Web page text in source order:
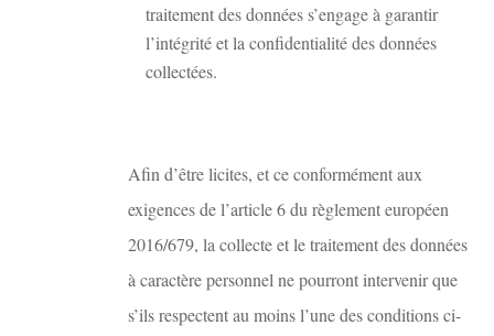
traitement des données s’engage à garantir
l’intégrité et la confidentialité des données
collectées.
Afin d’être licites, et ce conformément aux
exigences de l’article 6 du règlement européen
2016/679, la collecte et le traitement des données
à caractère personnel ne pourront intervenir que
s’ils respectent au moins l’une des conditions ci-